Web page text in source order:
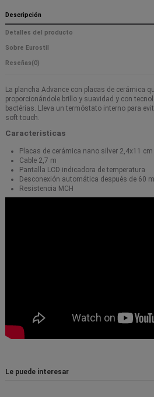
Descripción
Detalles del producto
Sobre Eurostil
Reseñas(0)
La plancha Advance con placas de cerámica
proporcionándole brillo y suavidad y con
bactérias. Lleva un termóstato interno para
soft touch.
Caracteristicas
Placas de cerámica nano silver 2,4x11 cm
Cable 2,7 m
Pantalla LCD indicadora de temperatura
Desconexión automática después de 60
Resistencia MCH
Le puede interesar